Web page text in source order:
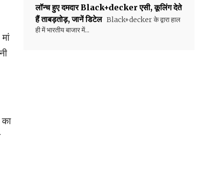
लॉन्च हुए दमदार Black+decker एसी, कूलिंग देते
हैं ताबड़तोड़, जानें डिटेल Black+decker के द्वारा हाल
ही में भारतीय बाजार में...